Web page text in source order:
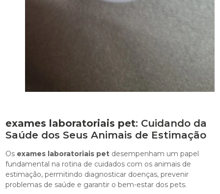
exames laboratoriais pet: Cuidando da
Saúde dos Seus Animais de Estimação
Os exames laboratoriais pet desempenham um papel
fundamental na rotina de cuidados com os animais de
estimação, permitindo diagnosticar doenças, prevenir
problemas de saúde e garantir o bem-estar dos pets.